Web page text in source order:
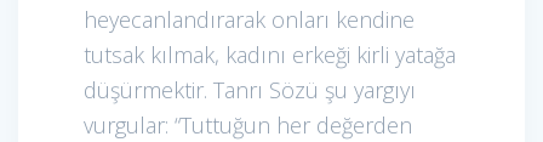
heyecanlandırarak onları kendine
tutsak kılmak, kadını erkeği kirli yatağa
düşürmektir. Tanrı Sözü şu yargıyı
vurgular: “Tuttuğun her değerden